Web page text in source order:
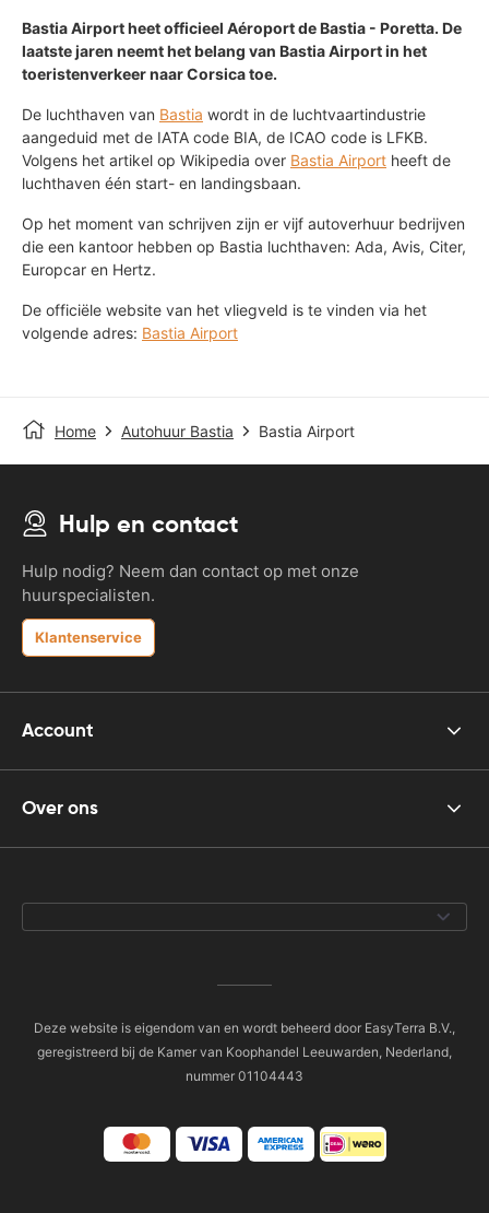
Bastia Airport heet officieel Aéroport de Bastia - Poretta. De
laatste jaren neemt het belang van Bastia Airport in het
toeristenverkeer naar Corsica toe.
De luchthaven van Bastia wordt in de luchtvaartindustrie
aangeduid met de IATA code BIA, de ICAO code is LFKB.
Volgens het artikel op Wikipedia over Bastia Airport heeft de
luchthaven één start- en landingsbaan.
Op het moment van schrijven zijn er vijf autoverhuur bedrijven
die een kantoor hebben op Bastia luchthaven: Ada, Avis, Citer,
Europcar en Hertz.
De officiële website van het vliegveld is te vinden via het
volgende adres: Bastia Airport
Home Autohuur Bastia Bastia Airport
Hulp en contact
Hulp nodig? Neem dan contact op met onze
huurspecialisten.
Klantenservice
Account
Over ons
Deze website is eigendom van en wordt beheerd door EasyTerra B.V.,
geregistreerd bij de Kamer van Koophandel Leeuwarden, Nederland,
nummer 01104443